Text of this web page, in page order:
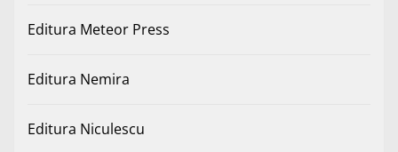
Editura Meteor Press
Editura Nemira
Editura Niculescu